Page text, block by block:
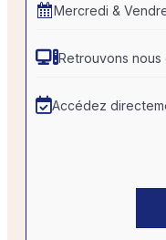
Mercredi &
Retrouvons
Accédez